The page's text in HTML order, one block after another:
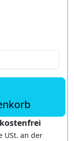
USt. an der